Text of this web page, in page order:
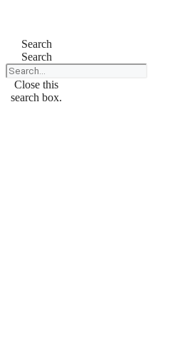
Search
Search
Close this
search box.